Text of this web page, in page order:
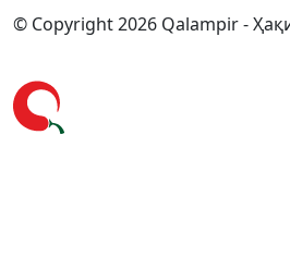
© Copyright 2026 Qalampir -